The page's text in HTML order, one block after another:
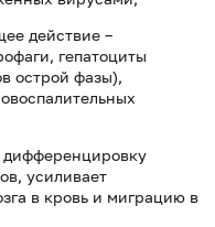
действие –
гепатоциты
острой фазы),
усиливает
в кровь и миграцию в